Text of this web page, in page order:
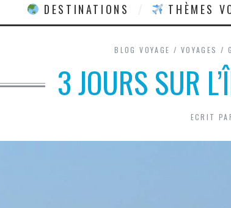
DESTINATIONS THÈMES
BLOG VOYAGE / VOYAGES /
3 JOURS SUR
ECRIT